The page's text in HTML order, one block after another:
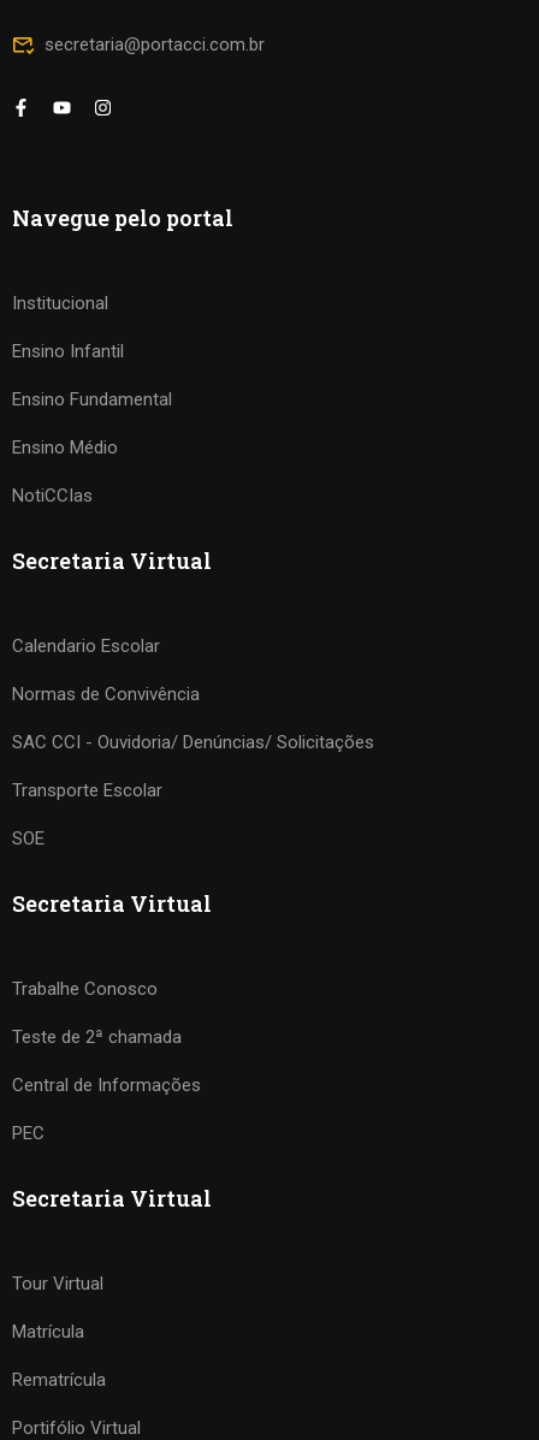
secretaria@portacci.com.br
Navegue pelo portal
Institucional
Ensino Infantil
Ensino Fundamental
Ensino Médio
NotiCCIas
Secretaria Virtual
Calendario Escolar
Normas de Convivência
SAC CCI - Ouvidoria/ Denúncias/ Solicitações
Transporte Escolar
SOE
Secretaria Virtual
Trabalhe Conosco
Teste de 2ª chamada
Central de Informações
PEC
Secretaria Virtual
Tour Virtual
Matrícula
Rematrícula
Portifólio Virtual